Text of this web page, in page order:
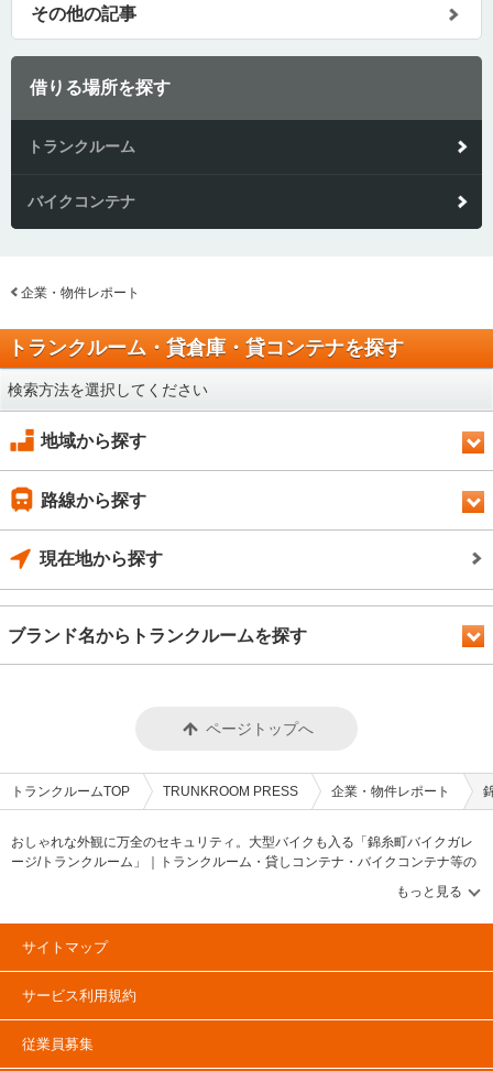
その他の記事
借りる場所を探す
トランクルーム
バイクコンテナ
企業・物件レポート
トランクルーム・貸倉庫・貸コンテナを探す
検索方法を選択してください
地域から探す
路線から探す
現在地から探す
ブランド名からトランクルームを探す
ページトップへ
トランクルームTOP TRUNKROOM PRESS 企業・物件レポート
おしゃれな外観に万全のセキュリティ。大型バイクも入る「錦糸町バイクガレ
ージ/トランクルーム」｜トランクルーム・貸しコンテナ・バイクコンテナ等の
ニュースや情報を伝えるWEBメディア【トランクルームプレス/TRUNKROOM
PRESS】トランクルーム・貸しコンテナ・バイクコンテナ等のニュースや情報
を伝えるメディアです。トランクルーム市場や貸しコンテナに関する「PRESS
特集」&「協会ニュース」、トランクルームや貸しコンテナの物件レポートや企
活用（資産運用）」とトランクルーム・貸しコンテナ市場の情報に関する「ト
ランクルームマーケット」コンテンツも確認可能です。トランクルームや貸し
コンテナ、バイクコンテナのユーザーインタビューを掲載する「ユーザーイン
サイトマップ
サービス利用規約
従業員募集